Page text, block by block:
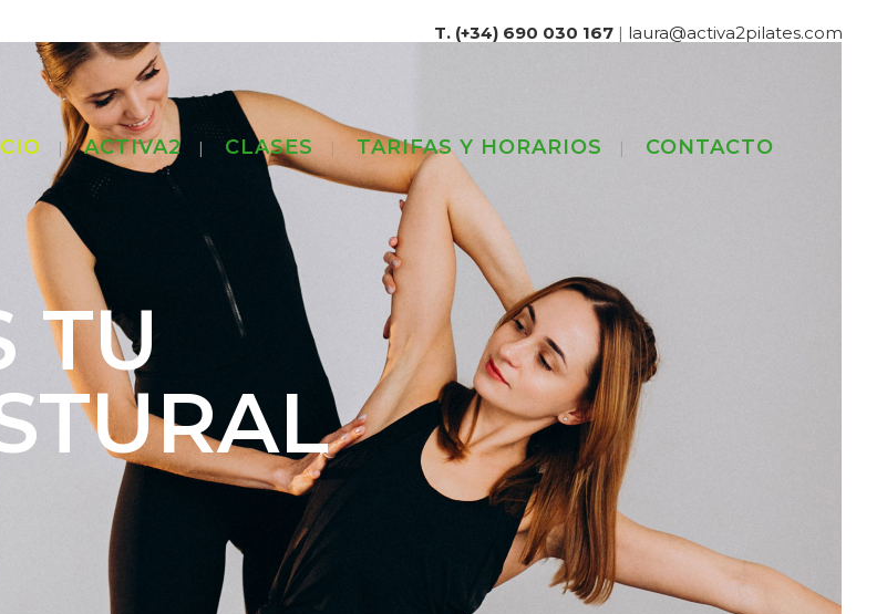
T. (+34) 690 030 167| laura@activa2pilates.com
ACTIVA2 CLASES TARIFAS Y HORARIOS CONTACTO
TU